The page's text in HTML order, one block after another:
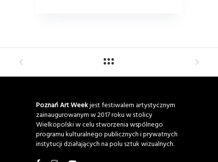
Poznań Art Weekjest festiwalem artystycznym
zainaugurowanym w 2017 roku w stolicy
Wielkopolski w celu stworzenia wspólnego
programu kulturalnego publicznych i prywatnych
instytucji działających na polu sztuk wizualnych.